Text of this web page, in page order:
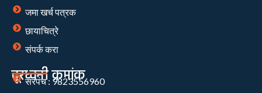
जमा खर्च पत्रक
छायाचित्रे
संपर्क करा
दूरध्वनी क्रमांक
सरपंच : 9823556960